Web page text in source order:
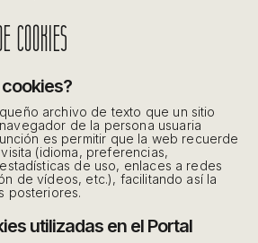
COOKIES
cookies?
archivo de texto que un sitio
de la persona usuaria
es permitir que la web recuerde
(idioma, preferencias,
de uso, enlaces a redes
de vídeos, etc.), facilitando así la
posteriores.
utilizadas en el Portal